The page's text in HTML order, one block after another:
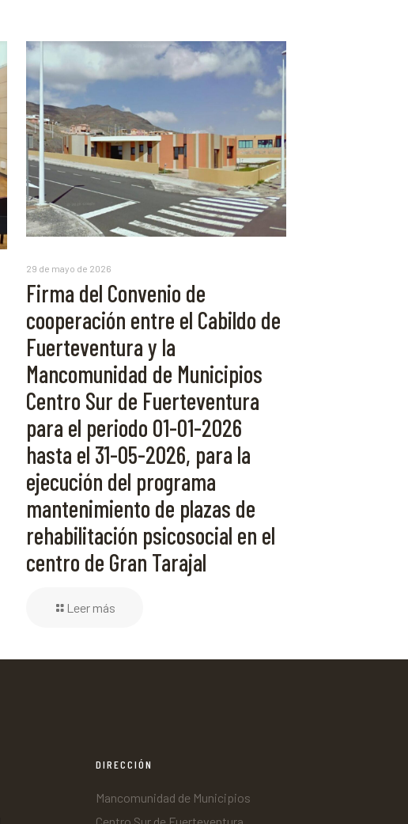
29 de mayo de 2026
Firma del Convenio de
cooperación entre el Cabildo de
Fuerteventura y la
Mancomunidad de Municipios
Centro Sur de Fuerteventura
para el periodo 01-01-2026
hasta el 31-05-2026, para la
ejecución del programa
mantenimiento de plazas de
rehabilitación psicosocial en el
centro de Gran Tarajal
Leer más
DIRECCIÓN
Mancomunidad de Municipios